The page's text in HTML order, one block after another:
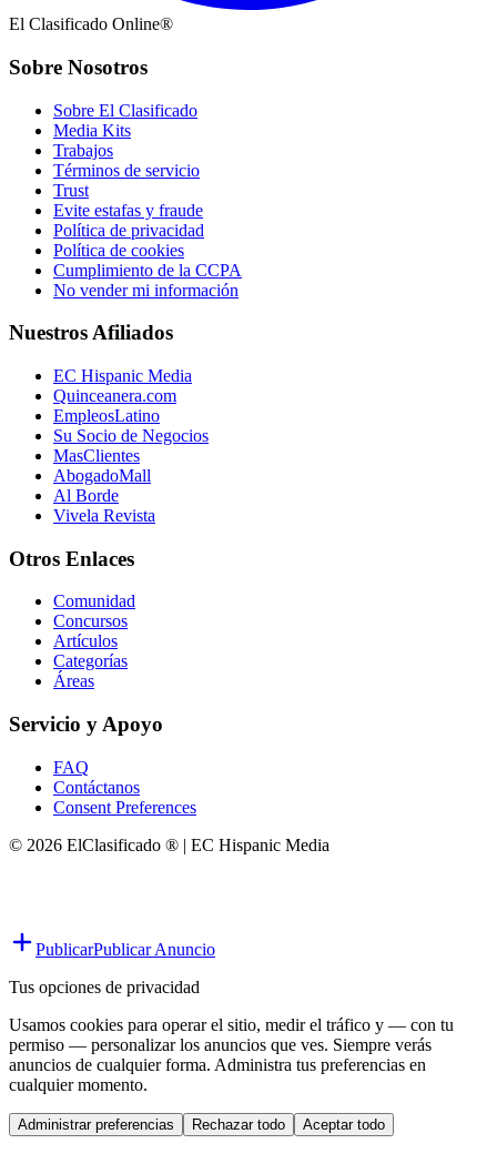
El Clasificado Online®
Sobre Nosotros
Sobre El Clasificado
Media Kits
Trabajos
Términos de servicio
Trust
Evite estafas y fraude
Política de privacidad
Política de cookies
Cumplimiento de la CCPA
No vender mi información
Nuestros Afiliados
EC Hispanic Media
Quinceanera.com
EmpleosLatino
Su Socio de Negocios
MasClientes
AbogadoMall
Al Borde
Vivela Revista
Otros Enlaces
Comunidad
Concursos
Artículos
Categorías
Áreas
Servicio y Apoyo
FAQ
Contáctanos
Consent Preferences
© 2026 ElClasificado ® | EC Hispanic Media
PublicarPublicar Anuncio
Tus opciones de privacidad
Usamos cookies para operar el sitio, medir el tráfico y — con tu
permiso — personalizar los anuncios que ves. Siempre verás
anuncios de cualquier forma. Administra tus preferencias en
cualquier momento.
Administrar preferencias Rechazar todo Aceptar todo